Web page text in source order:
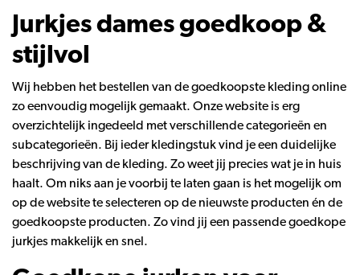
Jurkjes dames goedkoop &
stijlvol
Wij hebben het bestellen van de goedkoopste kleding online
zo eenvoudig mogelijk gemaakt. Onze website is erg
overzichtelijk ingedeeld met verschillende categorieën en
subcategorieën. Bij ieder kledingstuk vind je een duidelijke
beschrijving van de kleding. Zo weet jij precies wat je in huis
haalt. Om niks aan je voorbij te laten gaan is het mogelijk om
op de website te selecteren op de nieuwste producten én de
goedkoopste producten. Zo vind jij een passende goedkope
jurkjes makkelijk en snel.